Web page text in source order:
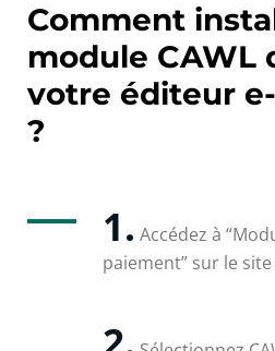
Comment
module CAWL
votre éditeur
?
1. Accédez à
paiement” sur le